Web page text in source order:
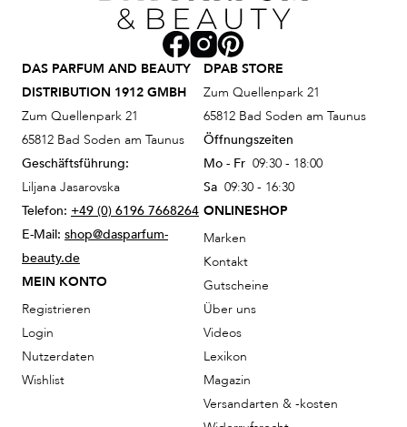
DAS PARFUM AND BEAUTY
DISTRIBUTION 1912 GMBH
Zum Quellenpark 21
65812 Bad Soden am Taunus
Geschäftsführung:
Liljana Jasarovska
Telefon: +49 (0) 6196 7668264
E-Mail: shop@dasparfum-
beauty.de
MEIN KONTO
Registrieren
Login
Nutzerdaten
Wishlist
DPAB STORE
Zum Quellenpark 21
65812 Bad Soden am Taunus
Öffnungszeiten
Mo - Fr 09:30 - 18:00
Sa 09:30 - 16:30
ONLINESHOP
Marken
Kontakt
Gutscheine
Über uns
Videos
Lexikon
Magazin
Versandarten & -kosten